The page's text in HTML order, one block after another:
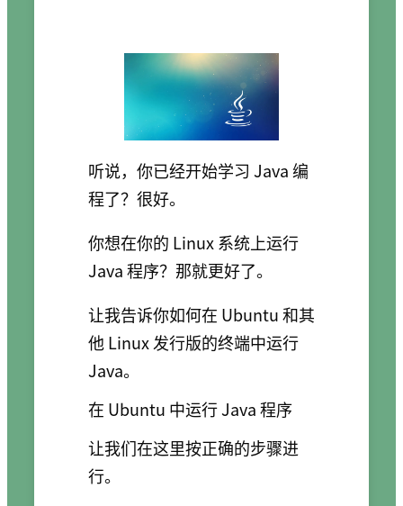
听说，你已经开始学习 Java 编
程了？很好。
你想在你的 Linux 系统上运行
Java 程序？那就更好了。
让我告诉你如何在 Ubuntu 和其
他 Linux 发行版的终端中运行
Java。
在 Ubuntu 中运行 Java 程序
让我们在这里按正确的步骤进
行。